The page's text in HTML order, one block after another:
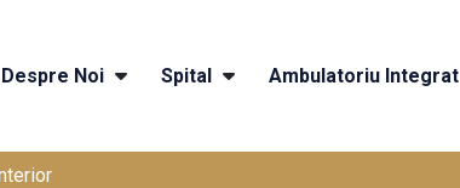
Despre Noi Spital Ambulatoriu Integrat